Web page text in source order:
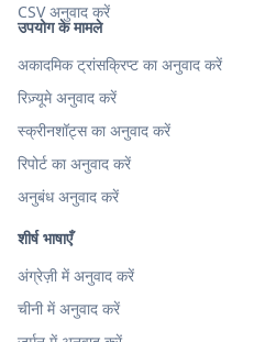
उपयोग के मामले
अकादमिक ट्रांसक्रिप्ट का अनुवाद करें
रिज़्यूमे अनुवाद करें
स्क्रीनशॉट्स का अनुवाद करें
रिपोर्ट का अनुवाद करें
अनुबंध अनुवाद करें
शीर्ष भाषाएँ
अंग्रेज़ी में अनुवाद करें
चीनी में अनुवाद करें
CSV अनुवाद करें